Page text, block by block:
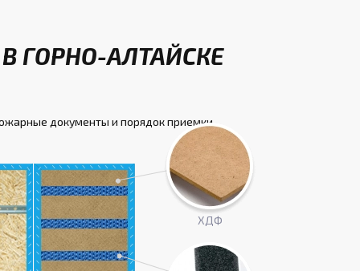
ГОРНО-АЛТАЙСКЕ
документы и порядок приемки.
ХДФ